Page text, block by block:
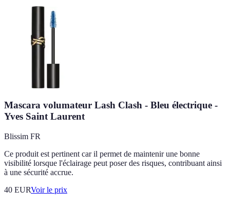
Mascara volumateur Lash Clash - Bleu électrique -
Yves Saint Laurent
Blissim FR
Ce produit est pertinent car il permet de maintenir une bonne
visibilité lorsque l'éclairage peut poser des risques, contribuant ainsi
à une sécurité accrue.
40 EURVoir le prix